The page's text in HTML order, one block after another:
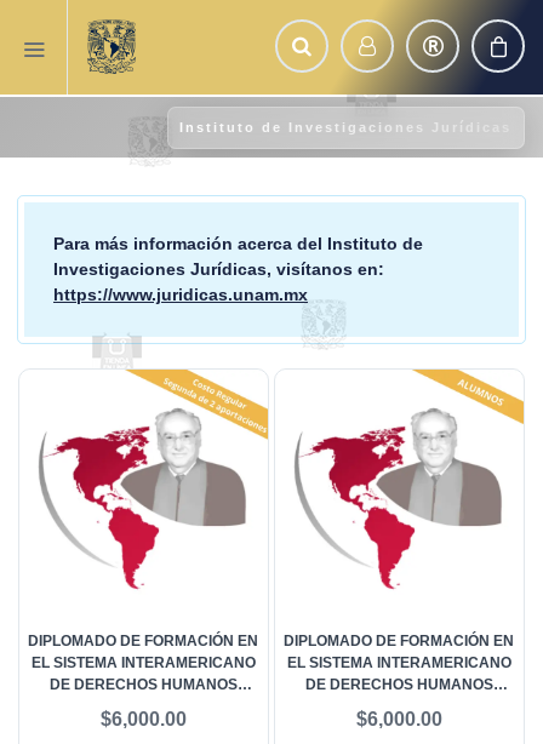
Instituto de Investigaciones Jurídicas
Para más información acerca del Instituto de
Investigaciones Jurídicas, visítanos en:
https://www.juridicas.unam.mx
DIPLOMADO DE FORMACIÓN EN
EL SISTEMA INTERAMERICANO
DE DERECHOS HUMANOS
SEGUNDA DE DOS
$6,000.00
DIPLOMADO DE FORMACIÓN EN
EL SISTEMA INTERAMERICANO
DE DERECHOS HUMANOS
ALUMNOS UNAM
$6,000.00